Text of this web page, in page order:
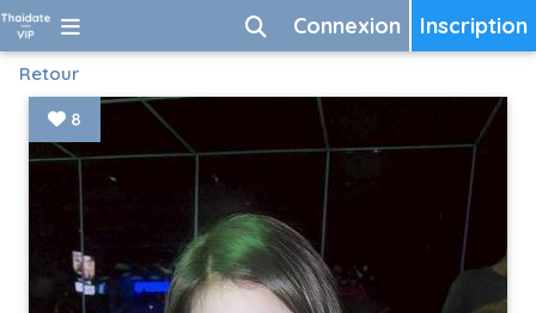
Inscription
Connexion
Retour
8